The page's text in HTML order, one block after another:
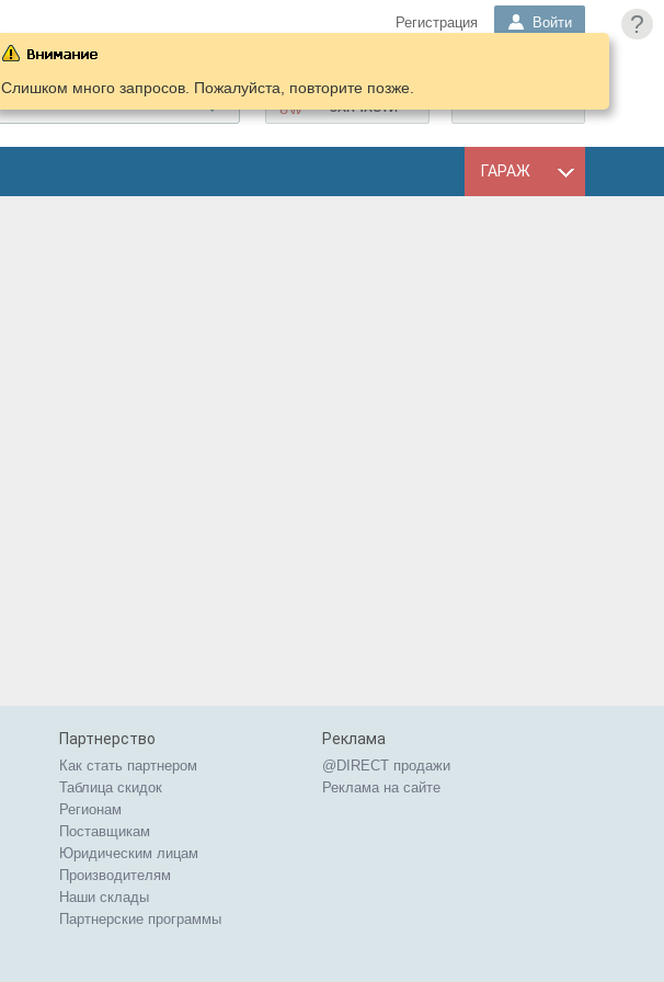
?
Регистрация Войти
ПОДОБРАТЬ
ЗАПЧАСТИ
ГАРАЖ
Слишком много запросов. Пожалуйста, повторите позже.
Партнерство
Как стать партнером
Таблица скидок
Регионам
Поставщикам
Юридическим лицам
Производителям
Наши склады
Партнерские программы
Реклама
@DIRECT продажи
Реклама на сайте